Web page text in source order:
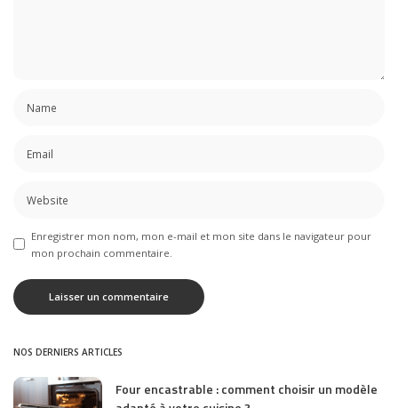
Enregistrer mon nom, mon e-mail et mon site dans le navigateur pour
mon prochain commentaire.
NOS DERNIERS ARTICLES
Four encastrable : comment choisir un modèle